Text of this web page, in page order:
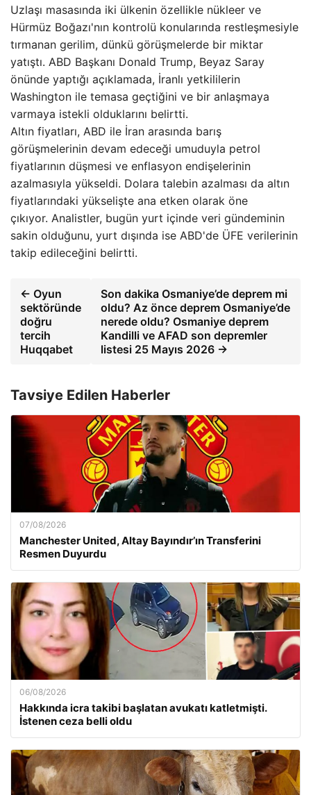
Uzlaşı masasında iki ülkenin özellikle nükleer ve
Hürmüz Boğazı'nın kontrolü konularında restleşmesiyle
tırmanan gerilim, dünkü görüşmelerde bir miktar
yatıştı. ABD Başkanı Donald Trump, Beyaz Saray
önünde yaptığı açıklamada, İranlı yetkililerin
Washington ile temasa geçtiğini ve bir anlaşmaya
varmaya istekli olduklarını belirtti.
Altın fiyatları, ABD ile İran arasında barış
görüşmelerinin devam edeceği umuduyla petrol
fiyatlarının düşmesi ve enflasyon endişelerinin
azalmasıyla yükseldi. Dolara talebin azalması da altın
fiyatlarındaki yükselişte ana etken olarak öne
çıkıyor. Analistler, bugün yurt içinde veri gündeminin
sakin olduğunu, yurt dışında ise ABD'de ÜFE verilerinin
takip edileceğini belirtti.
← Oyun
sektöründe
doğru
tercih
Huqqabet
Son dakika Osmaniye’de deprem mi
oldu? Az önce deprem Osmaniye’de
nerede oldu? Osmaniye deprem
Kandilli ve AFAD son depremler
listesi 25 Mayıs 2026 →
Tavsiye Edilen Haberler
07/08/2026
Manchester United, Altay Bayındır’ın Transferini
Resmen Duyurdu
06/08/2026
Hakkında icra takibi başlatan avukatı katletmişti.
İstenen ceza belli oldu